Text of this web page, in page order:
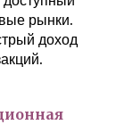
рынки.
доход